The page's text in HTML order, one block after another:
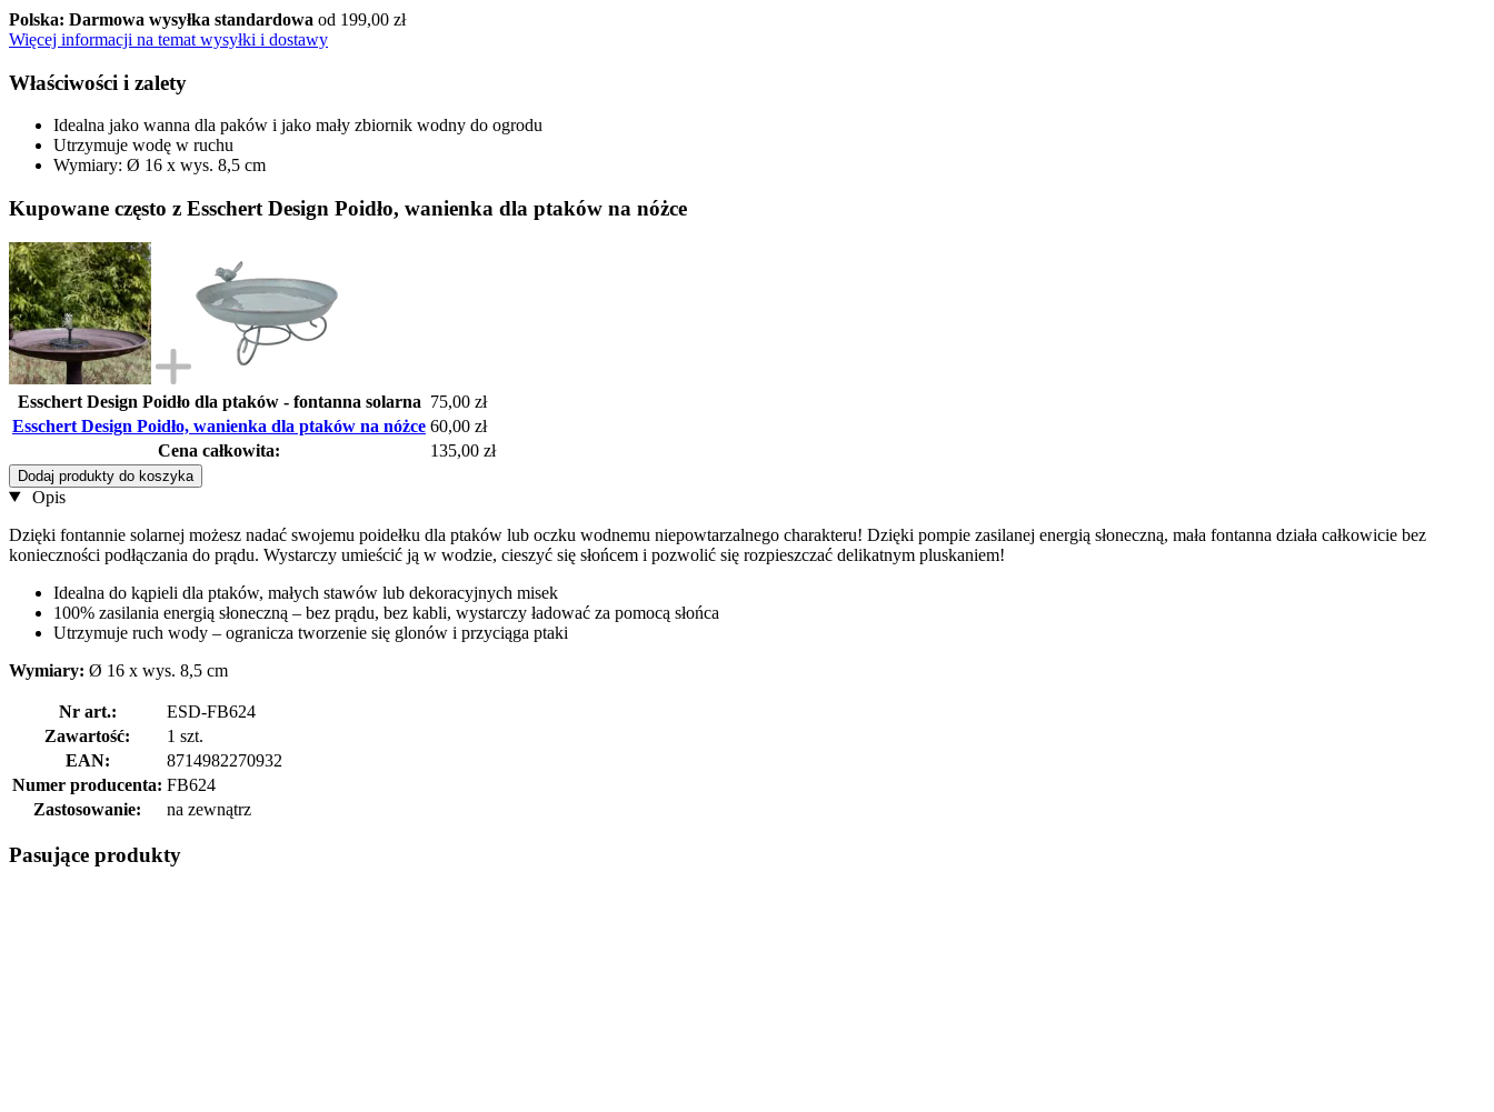
Polska: Darmowa wysyłka standardowa od 199,00 zł
Więcej informacji na temat wysyłki i dostawy
Właściwości i zalety
Idealna jako wanna dla paków i jako mały zbiornik wodny do ogrodu
Utrzymuje wodę w ruchu
Wymiary: Ø 16 x wys. 8,5 cm
Kupowane często z Esschert Design Poidło, wanienka dla ptaków na nóżce
Esschert Design Poidło dla ptaków - fontanna solarna 75,00 zł
Esschert Design Poidło, wanienka dla ptaków na nóżce 60,00 zł
Cena całkowita:
135,00 zł
Dodaj produkty do koszyka
Opis
Dzięki fontannie solarnej możesz nadać swojemu poidełku dla ptaków lub oczku wodnemu niepowtarzalnego charakteru! Dzięki pompie zasilanej energią słoneczną, mała fontanna działa całkowicie bez
konieczności podłączania do prądu. Wystarczy umieścić ją w wodzie, cieszyć się słońcem i pozwolić się rozpieszczać delikatnym pluskaniem!
Idealna do kąpieli dla ptaków, małych stawów lub dekoracyjnych misek
100% zasilania energią słoneczną – bez prądu, bez kabli, wystarczy ładować za pomocą słońca
Utrzymuje ruch wody – ogranicza tworzenie się glonów i przyciąga ptaki
Wymiary: Ø 16 x wys. 8,5 cm
Nr art.:
ESD-FB624
Zawartość:
1 szt.
EAN:
8714982270932
Numer producenta: FB624
Zastosowanie:
na zewnątrz
Pasujące produkty